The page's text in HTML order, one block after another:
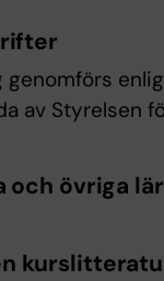
genomförs
av Styrelsen
övriga